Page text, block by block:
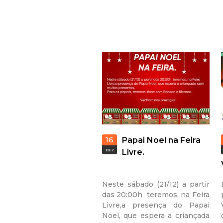
16
DEZ
Papai Noel na Feira
Livre.
Neste sábado (21/12) a partir
das 20:00h teremos, na Feira
Livre,a presença do Papai
Noel, que espera a criançada